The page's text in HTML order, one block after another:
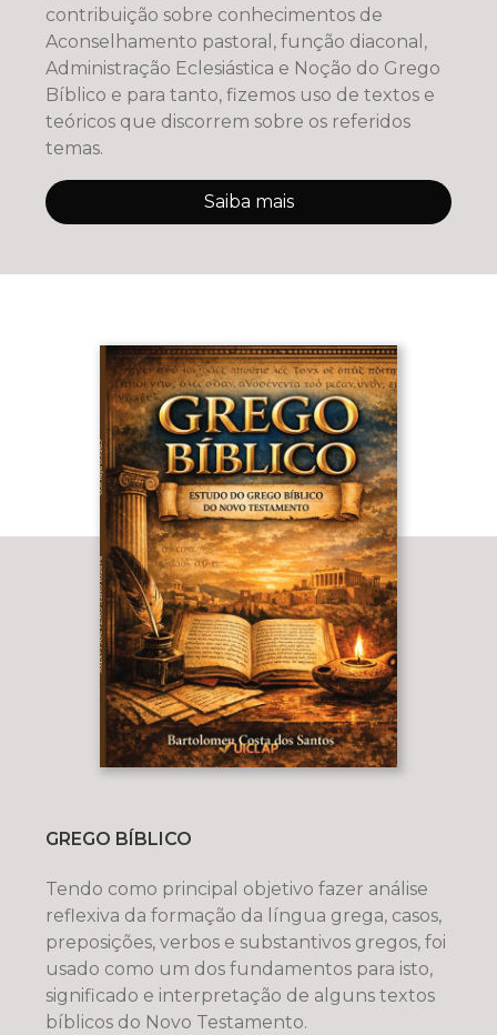
contribuição sobre conhecimentos de
Aconselhamento pastoral, função diaconal,
Administração Eclesiástica e Noção do Grego
Bíblico e para tanto, fizemos uso de textos e
teóricos que discorrem sobre os referidos
temas.
Saiba mais
GREGO BÍBLICO
Tendo como principal objetivo fazer análise
reflexiva da formação da língua grega, casos,
preposições, verbos e substantivos gregos, foi
usado como um dos fundamentos para isto,
significado e interpretação de alguns textos
bíblicos do Novo Testamento.